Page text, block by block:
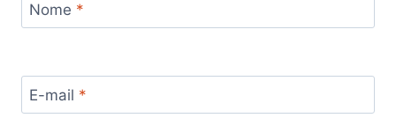
Nome *
E-mail *